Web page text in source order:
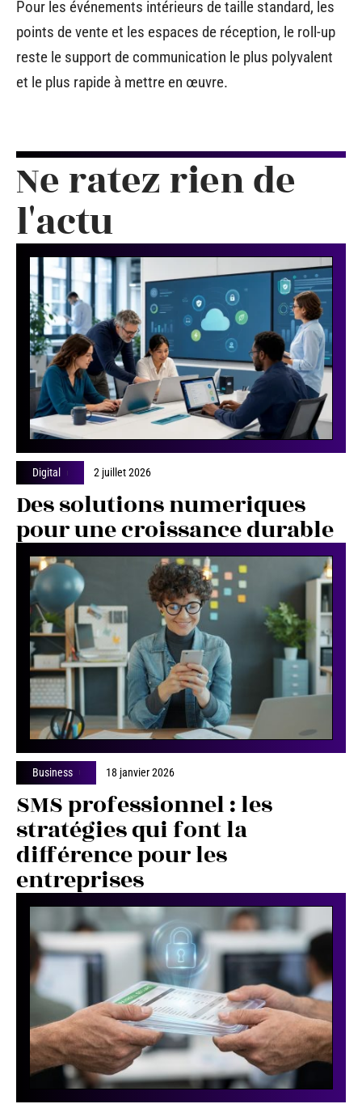
Pour les événements intérieurs de taille standard, les
points de vente et les espaces de réception, le roll-up
reste le support de communication le plus polyvalent
et le plus rapide à mettre en œuvre.
Ne ratez rien de
l'actu
Digital 2 juillet 2026
Des solutions numeriques
pour une croissance durable
Business 18 janvier 2026
SMS professionnel : les
stratégies qui font la
différence pour les
entreprises